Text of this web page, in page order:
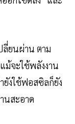
ลี่ยนผ่าน ตาม
ม้จะใช้พลังงาน
งใช้ฟอสซิลก็ยัง
นสะอาด